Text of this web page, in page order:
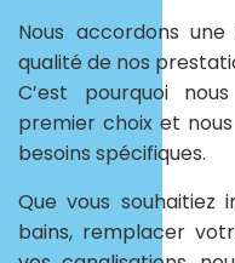
Nous accordons
qualité de nos
C’est pourquoi
premier choix et
besoins spécifiques.
Que vous souhaitiez
bains, remplacer